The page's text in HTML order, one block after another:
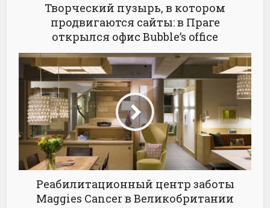
Творческий пузырь, в котором
продвигаются сайты: в Праге
открылся офис Bubble’s office
Реабилитационный центр заботы
Maggies Cancer в Великобритании